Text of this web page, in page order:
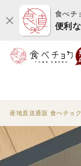
食べチ
便利
産地直送通販 食べチョク